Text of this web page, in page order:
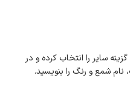
سایر را انتخاب کرده و در
شمع و رنگ را بنویسید.